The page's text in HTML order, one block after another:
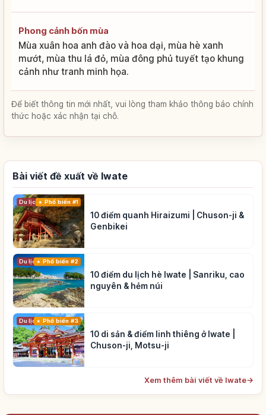
Phong cảnh bốn mùa
Mùa xuân hoa anh đào và hoa dại, mùa hè xanh
mướt, mùa thu lá đỏ, mùa đông phủ tuyết tạo khung
cảnh như tranh minh họa.
Để biết thông tin mới nhất, vui lòng tham khảo thông báo chính
thức hoặc xác nhận tại chỗ.
Bài viết đề xuất về Iwate
Du lịch Phổ biến #1
10 điểm quanh Hiraizumi | Chuson-ji &
Genbikei
Du lịch Phổ biến #2
10 điểm du lịch hè Iwate | Sanriku, cao
nguyên & hẻm núi
Du lịch Phổ biến #3
10 di sản & điểm linh thiêng ở Iwate |
Chuson-ji, Motsu-ji
Xem thêm bài viết về Iwate→